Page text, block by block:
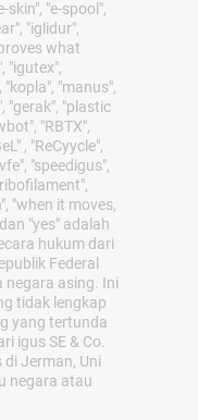
skin", "e-spool",
"iglidur",
what
"igutex",
"kopla", "manus",
"gerak", "plastic
"RBTX",
, "ReCyycle",
"speedigus",
"when it moves,
"yes" adalah
hukum dari
Federal
negara asing. Ini
tidak lengkap
yang tertunda
igus SE & Co.
Jerman, Uni
negara atau